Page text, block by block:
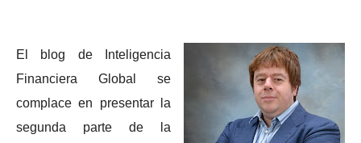
El blog de Inteligencia
Financiera Global se
complace en presentar la
segunda parte de la